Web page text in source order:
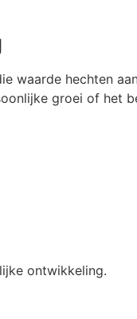
waarde hechten
groei of het
ontwikkeling.